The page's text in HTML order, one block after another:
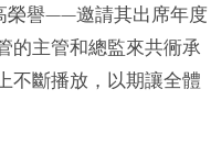
榮譽——邀請其出席年度
的主管和總監來共衕承
不斷播放，以期讓全體